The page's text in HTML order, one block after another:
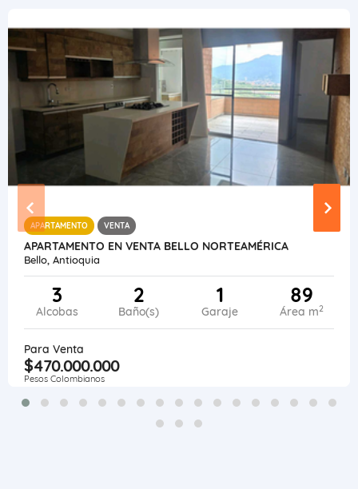
APARTAMENTO VENTA
APARTAMENTO EN VENTA BELLO NORTEAMÉRICA
Bello, Antioquia
3
Alcobas
2
Baño(s)
1
Garaje
89
Área m2
Para Venta
$470.000.000
Pesos Colombianos